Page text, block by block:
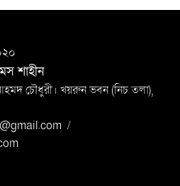
শাহীন
চৌধুরী। খয়রুন ভবন (নিচ তলা),
/